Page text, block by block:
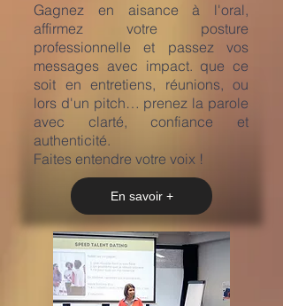
Gagnez en aisance à l'oral,
affirmez votre posture
professionnelle et passez vos
messages avec impact. que ce
soit en entretiens, réunions, ou
lors d'un pitch… prenez la parole
avec clarté, confiance et
authenticité.
Faites entendre votre voix !
En savoir +